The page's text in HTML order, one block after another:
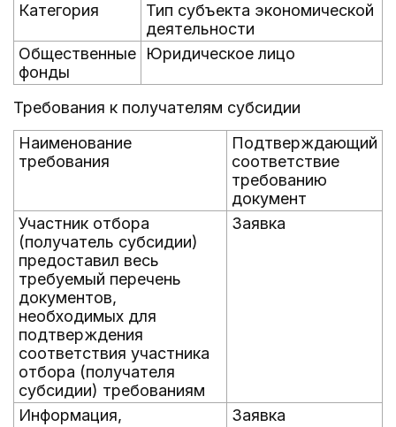
Категория
Тип субъекта экономической
деятельности
Общественные
фонды
Юридическое лицо
Требования к получателям субсидии
Наименование
требования
Подтверждающий
соответствие
требованию
документ
Участник отбора
(получатель субсидии)
предоставил весь
требуемый перечень
документов,
необходимых для
подтверждения
соответствия участника
отбора (получателя
субсидии) требованиям
Заявка
Информация,
Заявка